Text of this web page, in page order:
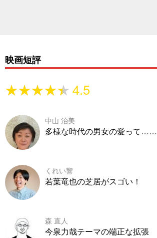
映画短評
★★★★★
★★★★★4.5
中山 治美
多様な時代の男女の愛って……
くれい響
若葉竜也の芝居がスゴい！
森 直人
今泉力哉テーマの端正な拡張